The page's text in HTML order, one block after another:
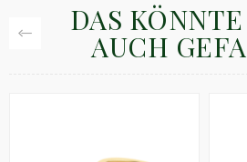
DAS
AUCH